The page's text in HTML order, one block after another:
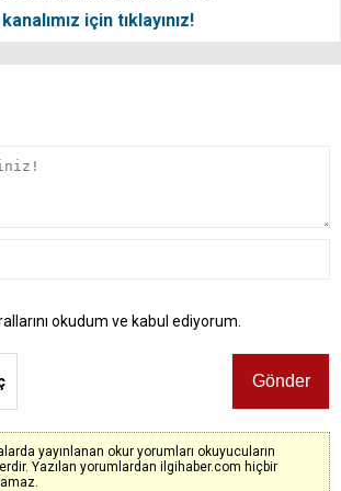
için tıklayınız!
okudum ve kabul ediyorum.
yayınlanan okur yorumları okuyucuların
Yazılan yorumlardan ilgihaber.com hiçbir